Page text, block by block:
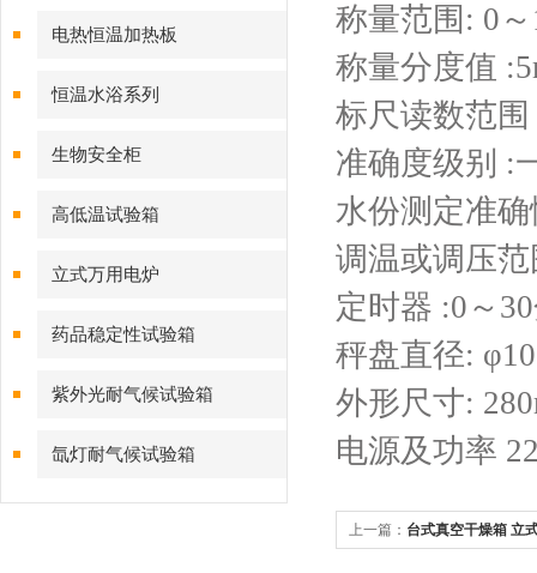
电热恒温加热板
恒温水浴系列
生物安全柜
高低温试验箱
立式万用电炉
药品稳定性试验箱
紫外光耐气候试验箱
氙灯耐气候试验箱
称量范围: 0～
称量分度值
标尺读数范围
准确度级别 :
水份测定准确
调温或调压
定时器 :0～
秤盘直径:
外形尺寸:
电源及功率
上一篇： 台式真空干燥箱 立